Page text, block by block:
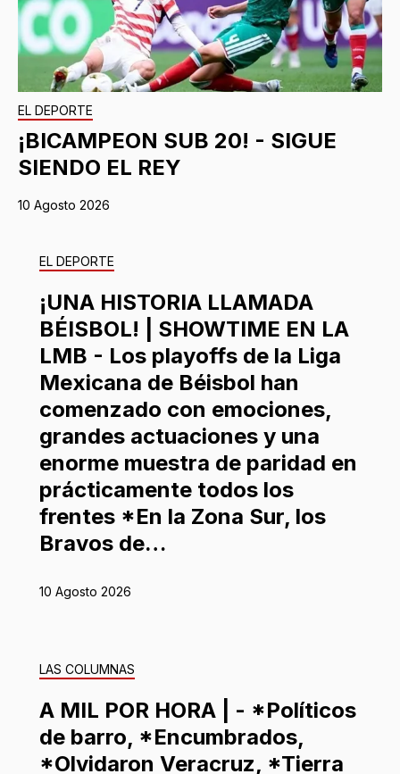
EL DEPORTE
¡BICAMPEON SUB 20! - SIGUE
SIENDO EL REY
10 Agosto 2026
EL DEPORTE
¡UNA HISTORIA LLAMADA
BÉISBOL! | SHOWTIME EN LA
LMB - Los playoffs de la Liga
Mexicana de Béisbol han
comenzado con emociones,
grandes actuaciones y una
enorme muestra de paridad en
prácticamente todos los
frentes *En la Zona Sur, los
Bravos de…
10 Agosto 2026
LAS COLUMNAS
A MIL POR HORA | - *Políticos
de barro, *Encumbrados,
*Olvidaron Veracruz, *Tierra